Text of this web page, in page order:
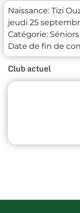
Naissance: Tizi
jeudi 25
Catégorie: Séniors
Date de fin de
Club actuel